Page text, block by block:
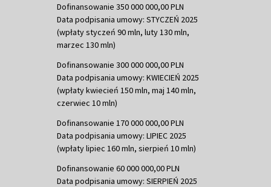
Dofinansowanie 350 000 000,00 PLN
Data podpisania umowy: STYCZEŃ 2025
(wpłaty styczeń 90 mln, luty 130 mln,
marzec 130 mln)
Dofinansowanie 300 000 000,00 PLN
Data podpisania umowy: KWIECIEŃ 2025
(wpłaty kwiecień 150 mln, maj 140 mln,
czerwiec 10 mln)
Dofinansowanie 170 000 000,00 PLN
Data podpisania umowy: LIPIEC 2025
(wpłaty lipiec 160 mln, sierpień 10 mln)
Dofinansowanie 60 000 000,00 PLN
Data podpisania umowy: SIERPIEŃ 2025